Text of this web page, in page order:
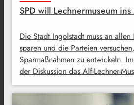
SPD will Lechnermuseum
Die Stadt Ingolstadt muss an allen
sparen und die Parteien
Sparmaßnahmen zu entwickeln.
der Diskussion das Alf-Lechner-